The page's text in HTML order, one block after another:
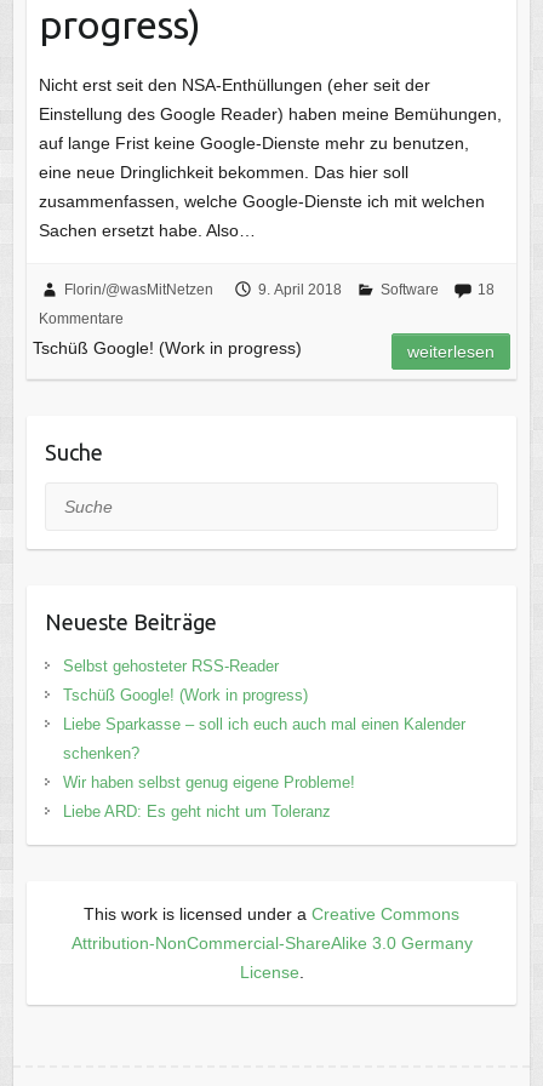
progress)
Nicht erst seit den NSA-Enthüllungen (eher seit der
Einstellung des Google Reader) haben meine Bemühungen,
auf lange Frist keine Google-Dienste mehr zu benutzen,
eine neue Dringlichkeit bekommen. Das hier soll
zusammenfassen, welche Google-Dienste ich mit welchen
Sachen ersetzt habe. Also…
Florin/@wasMitNetzen 9. April 2018 Software
18
Kommentare
Tschüß Google! (Work in progress) weiterlesen
Suche
Suche
Neueste Beiträge
Selbst gehosteter RSS-Reader
Tschüß Google! (Work in progress)
Liebe Sparkasse – soll ich euch auch mal einen Kalender
schenken?
Wir haben selbst genug eigene Probleme!
Liebe ARD: Es geht nicht um Toleranz
This work is licensed under a Creative Commons
Attribution-NonCommercial-ShareAlike 3.0 Germany
License